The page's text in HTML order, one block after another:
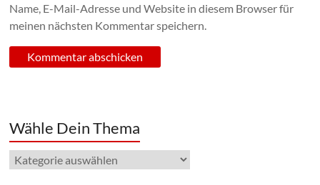
Name, E-Mail-Adresse und Website in diesem Browser für
meinen nächsten Kommentar speichern.
Wähle Dein Thema
Wähle
Dein